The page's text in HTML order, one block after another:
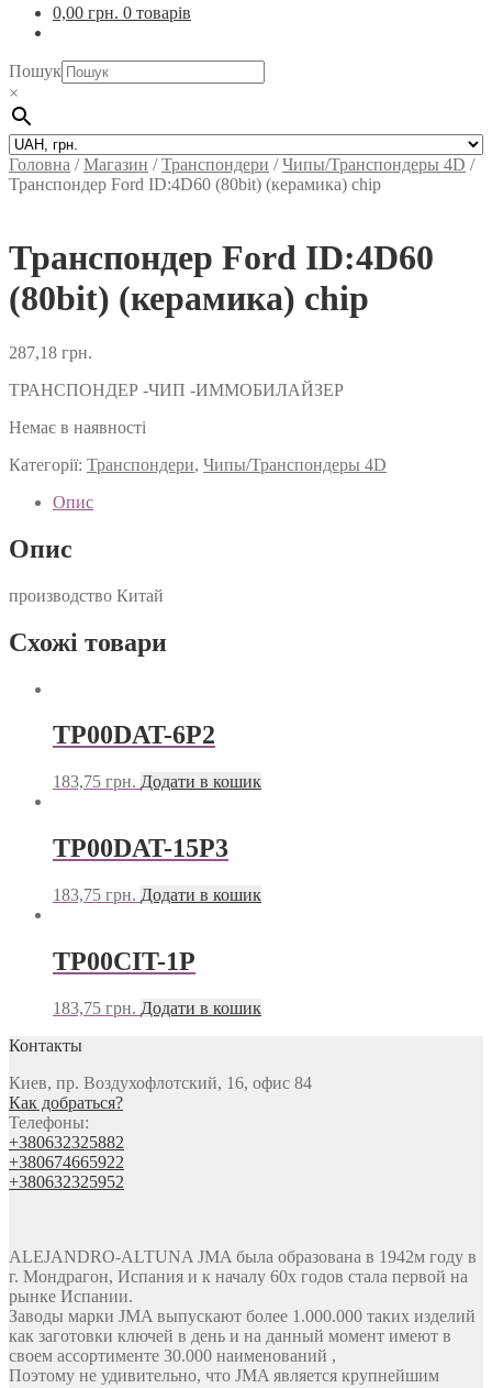
0,00 грн. 0 товарів
Пошук
×
Головна /Магазин /Транспондери /Чипы/Транспондеры 4D /
Транспондер Ford ID:4D60 (80bit) (керамика) chip
Транспондер Ford ID:4D60
(80bit) (керамика) chip
287,18 грн.
ТРАНСПОНДЕР -ЧИП -ИММОБИЛАЙЗЕР
Немає в наявності
Категорії: Транспондери, Чипы/Транспондеры 4D
Опис
Опис
производство Китай
Схожі товари
TP00DAT-6P2
183,75 грн. Додати в кошик
TP00DAT-15P3
183,75 грн. Додати в кошик
TP00CIT-1P
183,75 грн. Додати в кошик
Контакты
Киев, пр. Воздухофлотский, 16, офис 84
Как добраться?
Телефоны:
+380632325882
+380674665922
+380632325952
ALEJANDRO-ALTUNA JMA была образована в 1942м году в
г. Мондрагон, Испания и к началу 60х годов стала первой на
рынке Испании.
Заводы марки JMA выпускают более 1.000.000 таких изделий
как заготовки ключей в день и на данный момент имеют в
своем ассортименте 30.000 наименований ,
Поэтому не удивительно, что JMA является крупнейшим